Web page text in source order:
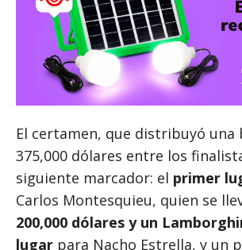
El certamen, que distribuyó una
375,000 dólares entre los
siguiente marcador: el primer
Carlos Montesquieu, quien se
200,000 dólares y un
lugar para Nacho Estrella, y un